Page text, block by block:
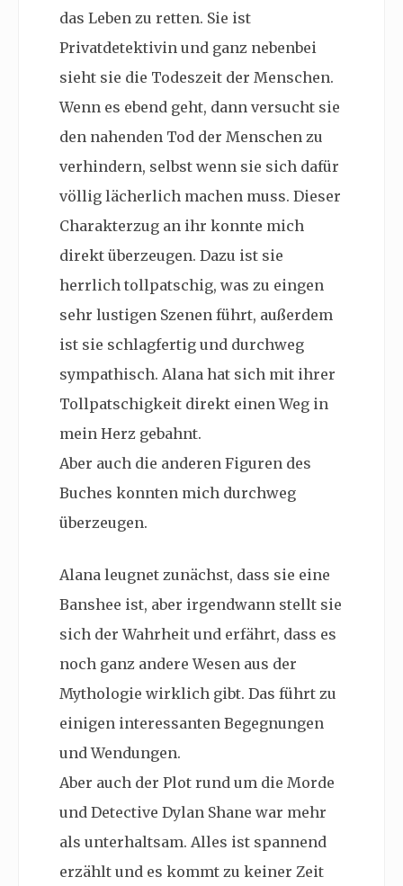
das Leben zu retten. Sie ist
Privatdetektivin und ganz nebenbei
sieht sie die Todeszeit der Menschen.
Wenn es ebend geht, dann versucht sie
den nahenden Tod der Menschen zu
verhindern, selbst wenn sie sich dafür
völlig lächerlich machen muss. Dieser
Charakterzug an ihr konnte mich
direkt überzeugen. Dazu ist sie
herrlich tollpatschig, was zu eingen
sehr lustigen Szenen führt, außerdem
ist sie schlagfertig und durchweg
sympathisch. Alana hat sich mit ihrer
Tollpatschigkeit direkt einen Weg in
mein Herz gebahnt.
Aber auch die anderen Figuren des
Buches konnten mich durchweg
überzeugen.
Alana leugnet zunächst, dass sie eine
Banshee ist, aber irgendwann stellt sie
sich der Wahrheit und erfährt, dass es
noch ganz andere Wesen aus der
Mythologie wirklich gibt. Das führt zu
einigen interessanten Begegnungen
und Wendungen.
Aber auch der Plot rund um die Morde
und Detective Dylan Shane war mehr
als unterhaltsam. Alles ist spannend
erzählt und es kommt zu keiner Zeit